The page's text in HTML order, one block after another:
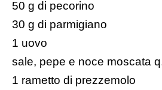
50 g di pecorino
30 g di parmigiano
1 uovo
sale, pepe e noce moscata
1 rametto di prezzemolo